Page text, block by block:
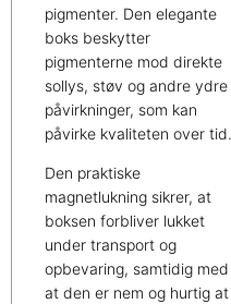
pigmenter. Den elegante
boks beskytter
pigmenterne mod direkte
sollys, støv og andre ydre
påvirkninger, som kan
påvirke kvaliteten over tid.
Den praktiske
magnetlukning sikrer, at
boksen forbliver lukket
under transport og
opbevaring, samtidig med
at den er nem og hurtig at